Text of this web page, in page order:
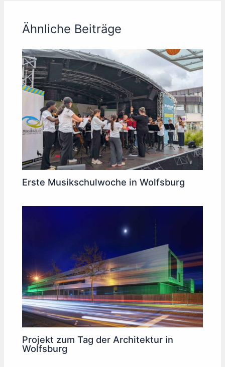
Ähnliche Beiträge
Erste Musikschulwoche in Wolfsburg
Projekt zum Tag der Architektur in
Wolfsburg